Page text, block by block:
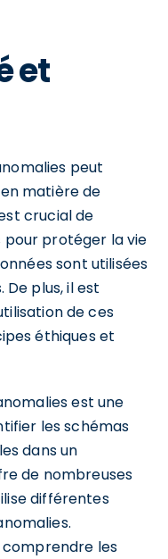
et
peut
matière de
crucial de
protéger la vie
sont utilisées
plus, il est
de ces
éthiques et
est une
les schémas
dans un
de nombreuses
différentes
comprendre les